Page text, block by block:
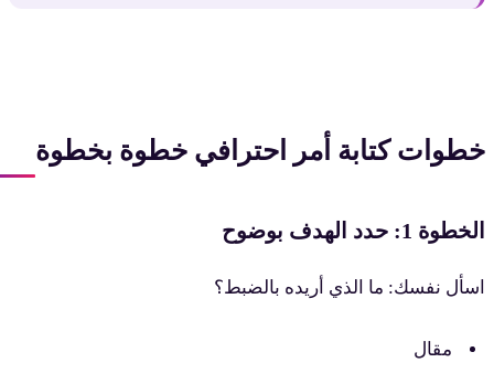
كتابة أمر احترافي خطوة بخطوة
1: حدد الهدف بوضوح
نفسك: ما الذي أريده بالضبط؟
مقال